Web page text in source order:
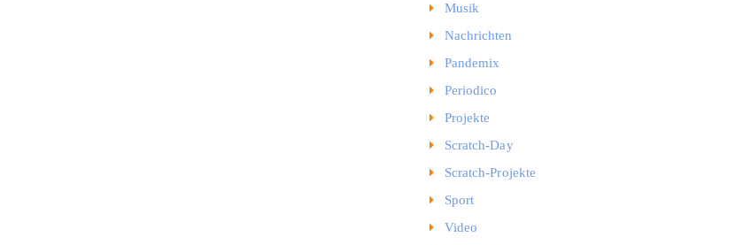
Musik
Nachrichten
Pandemix
Periodico
Projekte
Scratch-Day
Scratch-Projekte
Sport
Video